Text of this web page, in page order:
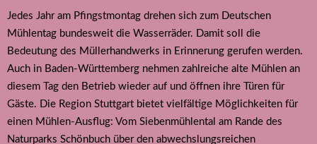
Jedes Jahr am Pfingstmontag drehen sich zum Deutschen
Mühlentag bundesweit die Wasserräder. Damit soll die
Bedeutung des Müllerhandwerks in Erinnerung gerufen werden.
Auch in Baden-Württemberg nehmen zahlreiche alte Mühlen an
diesem Tag den Betrieb wieder auf und öffnen ihre Türen für
Gäste. Die Region Stuttgart bietet vielfältige Möglichkeiten für
einen Mühlen-Ausflug: Vom Siebenmühlental am Rande des
Naturparks Schönbuch über den abwechslungsreichen